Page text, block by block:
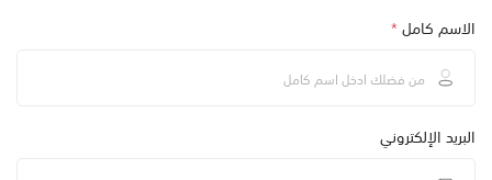
الاسم كامل*
البريد الإلكتروني